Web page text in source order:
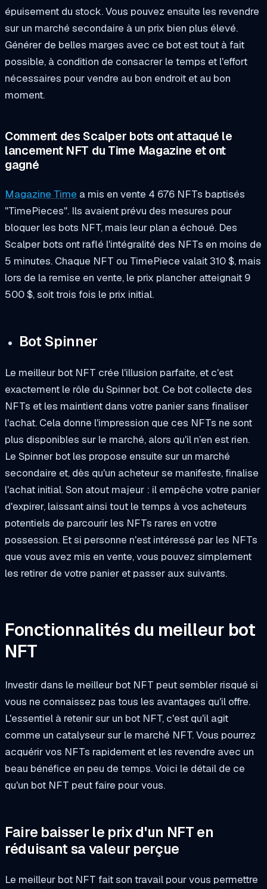
épuisement du stock. Vous pouvez ensuite les revendre
sur un marché secondaire à un prix bien plus élevé.
Générer de belles marges avec ce bot est tout à fait
possible, à condition de consacrer le temps et l'effort
nécessaires pour vendre au bon endroit et au bon
moment.
Comment des Scalper bots ont attaqué le
lancement NFT du Time Magazine et ont
gagné
Magazine Time a mis en vente 4 676 NFTs baptisés
"TimePieces". Ils avaient prévu des mesures pour
bloquer les bots NFT, mais leur plan a échoué. Des
Scalper bots ont raflé l'intégralité des NFTs en moins de
5 minutes. Chaque NFT ou TimePiece valait 310 $, mais
lors de la remise en vente, le prix plancher atteignait 9
500 $, soit trois fois le prix initial.
Bot Spinner
Le meilleur bot NFT crée l'illusion parfaite, et c'est
exactement le rôle du Spinner bot. Ce bot collecte des
NFTs et les maintient dans votre panier sans finaliser
l'achat. Cela donne l'impression que ces NFTs ne sont
plus disponibles sur le marché, alors qu'il n'en est rien.
Le Spinner bot les propose ensuite sur un marché
secondaire et, dès qu'un acheteur se manifeste, finalise
l'achat initial. Son atout majeur : il empêche votre panier
d'expirer, laissant ainsi tout le temps à vos acheteurs
potentiels de parcourir les NFTs rares en votre
possession. Et si personne n'est intéressé par les NFTs
que vous avez mis en vente, vous pouvez simplement
les retirer de votre panier et passer aux suivants.
Fonctionnalités du meilleur bot
NFT
Investir dans le meilleur bot NFT peut sembler risqué si
vous ne connaissez pas tous les avantages qu'il offre.
L'essentiel à retenir sur un bot NFT, c'est qu'il agit
comme un catalyseur sur le marché NFT. Vous pourrez
acquérir vos NFTs rapidement et les revendre avec un
beau bénéfice en peu de temps. Voici le détail de ce
qu'un bot NFT peut faire pour vous.
Faire baisser le prix d'un NFT en
réduisant sa valeur perçue
Le meilleur bot NFT fait son travail pour vous permettre